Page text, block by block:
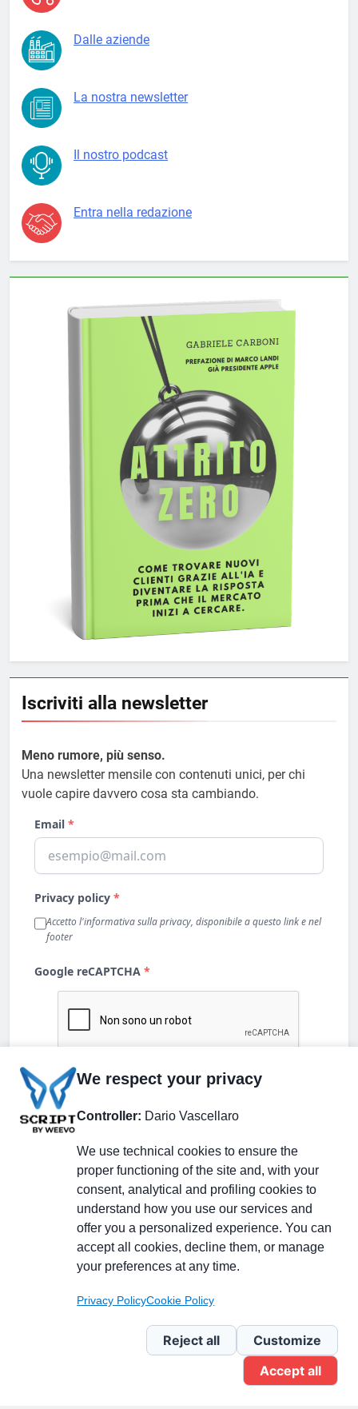
Dalle aziende
La nostra newsletter
Il nostro podcast
Entra nella redazione
Iscriviti alla newsletter
Meno rumore, più senso.
Una newsletter mensile con contenuti unici, per chi
vuole capire davvero cosa sta cambiando.
Partecipa alla discussione
Pagina Linkedin
Newsletter Linkedin
We respect your privacy
Controller: Dario Vascellaro
We use technical cookies to ensure the
proper functioning of the site and, with your
consent, analytical and profiling cookies to
understand how you use our services and
offer you a personalized experience. You can
accept all cookies, decline them, or manage
your preferences at any time.
Privacy PolicyCookie Policy
Reject all
Customize
Accept all